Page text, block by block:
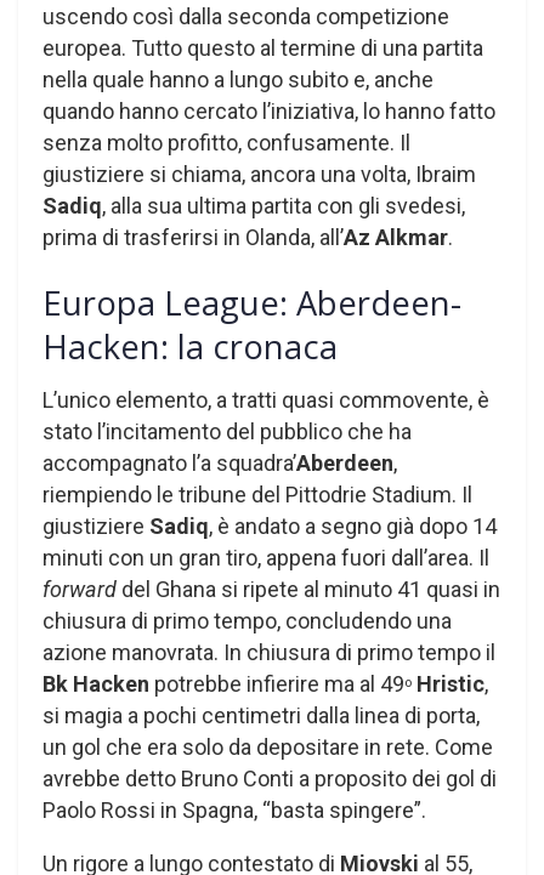
uscendo così dalla seconda competizione
europea. Tutto questo al termine di una partita
nella quale hanno a lungo subito e, anche
quando hanno cercato l’iniziativa, lo hanno fatto
senza molto profitto, confusamente. Il
giustiziere si chiama, ancora una volta, Ibraim
Sadiq, alla sua ultima partita con gli svedesi,
prima di trasferirsi in Olanda, all’Az Alkmar.
Europa League: Aberdeen-
Hacken: la cronaca
L’unico elemento, a tratti quasi commovente, è
stato l’incitamento del pubblico che ha
accompagnato l’a squadra’Aberdeen,
riempiendo le tribune del Pittodrie Stadium. Il
giustiziere Sadiq, è andato a segno già dopo 14
minuti con un gran tiro, appena fuori dall’area. Il
forward del Ghana si ripete al minuto 41 quasi in
chiusura di primo tempo, concludendo una
azione manovrata. In chiusura di primo tempo il
Bk Hacken potrebbe infierire ma al 49o Hristic,
si magia a pochi centimetri dalla linea di porta,
un gol che era solo da depositare in rete. Come
avrebbe detto Bruno Conti a proposito dei gol di
Paolo Rossi in Spagna, “basta spingere”.
Un rigore a lungo contestato di Miovski al 55,